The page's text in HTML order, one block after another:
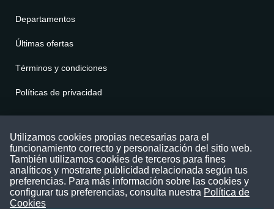
Departamentos
Últimas ofertas
Términos y condiciones
Políticas de privacidad
Puede comunicarse con nosotros a través
nuestras redes sociales o del correo:
contacto@convocatoriasdetrabajo.com
Siguenos en:
Utilizamos cookies propias necesarias para el
funcionamiento correcto y personalización del sitio web.
También utilizamos cookies de terceros para fines
analíticos y mostrarte publicidad relacionada según tus
preferencias. Para más información sobre las cookies y
configurar tus preferencias, consulta nuestra Política de
Cookies